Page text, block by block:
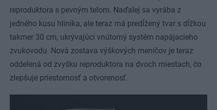
reproduktora s pevným telom. Naďalej sa vyrába z
jedného kusu hliníka, ale teraz má predĺžený tvar s dĺžkou
takmer 30 cm, ukrývajúci vnútorný systém napájacieho
zvukovodu. Nová zostava výškových meničov je teraz
oddelená od zvyšku reproduktora na dvoch miestach, čo
zlepšuje priestornosť a otvorenosť.